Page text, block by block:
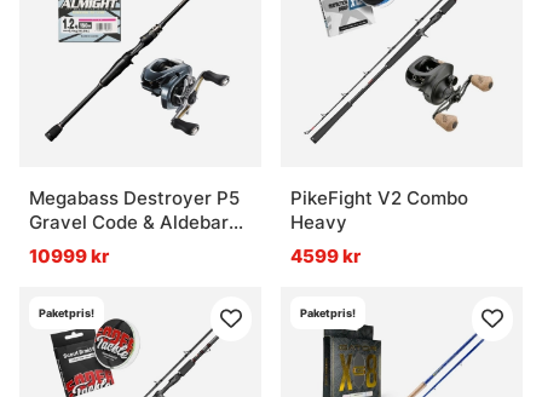
Megabass Destroyer P5
Gravel Code & Aldebaran
BFS Combo
10999 kr
PikeFight V2 Combo
Heavy
4599 kr
Paketpris! Paketpris!